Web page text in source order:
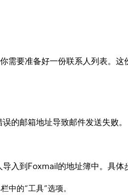
需要准备好一份联系人列表。
的邮箱地址导致邮件发送失败。
入到Foxmail的地址簿中。具体
中的“工具”选项。